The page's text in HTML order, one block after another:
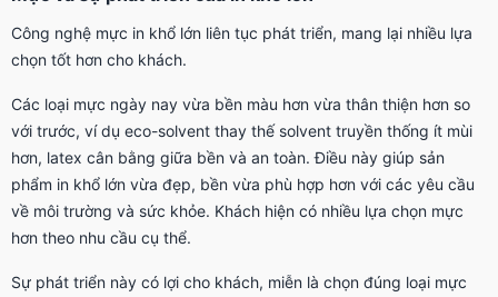
Công nghệ mực in khổ lớn liên tục phát triển, mang lại nhiều lựa
chọn tốt hơn cho khách.
Các loại mực ngày nay vừa bền màu hơn vừa thân thiện hơn so
với trước, ví dụ eco-solvent thay thế solvent truyền thống ít mùi
hơn, latex cân bằng giữa bền và an toàn. Điều này giúp sản
phẩm in khổ lớn vừa đẹp, bền vừa phù hợp hơn với các yêu cầu
về môi trường và sức khỏe. Khách hiện có nhiều lựa chọn mực
hơn theo nhu cầu cụ thể.
Sự phát triển này có lợi cho khách, miễn là chọn đúng loại mực